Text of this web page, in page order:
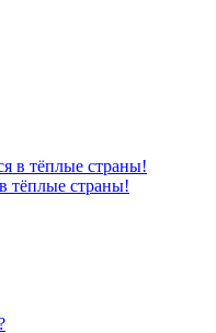
тёплые страны!